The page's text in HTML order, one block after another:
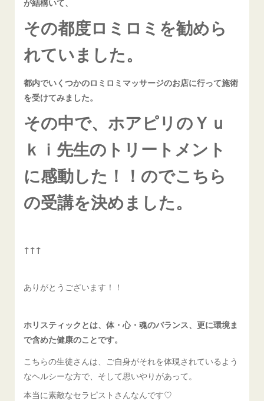
が結構いて、
その都度ロミロミを勧めら
れていました。
都内でいくつかのロミロミマッサージのお店に行って施術
を受けてみました。
その中で、ホアピリのＹｕ
ｋｉ先生のトリートメント
に感動した！！のでこちら
の受講を決めました。
↑↑↑
ありがとうございます！！
ホリスティックとは、体・心・魂のバランス、更に環境ま
で含めた健康のことです。
こちらの生徒さんは、ご自身がそれを体現されているよう
なヘルシーな方で、そして思いやりがあって。
本当に素敵なセラピストさんなんです♡